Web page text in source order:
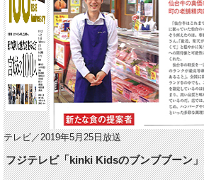
テレビ／2019年5月25日放送
フジテレビ「kinki Kidsのブンブブーン」